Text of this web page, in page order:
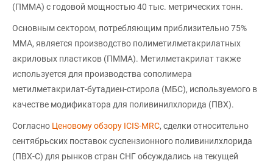
(ПMMA) с годовой мощностью 40 тыс. метрических тонн.
Основным сектором, потребляющим приблизительно 75%
ММА, является производство полиметилметакрилатных
акриловых пластиков (ПММА). Метилметакрилат также
используется для производства сополимера
метилметакрилат-бутадиен-стирола (МБС), используемого в
качестве модификатора для поливинилхлорида (ПВХ).
Согласно Ценовому обзору ICIS-MRC, сделки относительно
сентябрьских поставок суспензионного поливинилхлорида
(ПВХ-С) для рынков стран СНГ обсуждались на текущей